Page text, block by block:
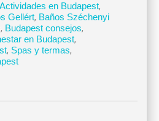
Actividades en Budapest,
Gellért, Baños Széchenyi
, Budapest consejos,
en Budapest,
, Spas y termas,